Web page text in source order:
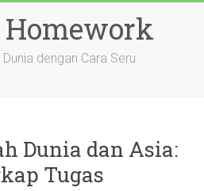
dengan Cara Seru
Dunia dan Asia:
Tugas